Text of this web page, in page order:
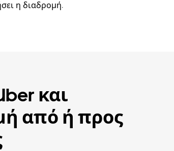
η διαδρομή.
και
από ή προς